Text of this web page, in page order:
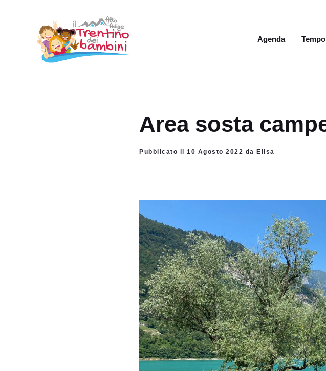
contenuto
Agenda
Area sosta
Pubblicato il 10 Agosto 2022 da Elisa